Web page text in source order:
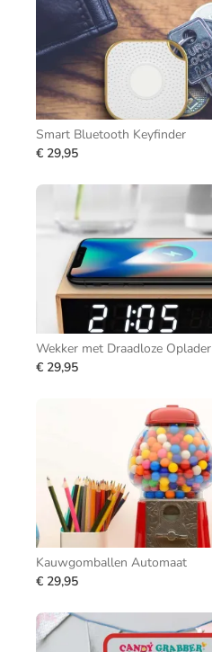
Smart Bluetooth Keyfinder
€ 29,95
Wekker met Draadloze Oplader
€ 29,95
Kauwgomballen Automaat
€ 29,95